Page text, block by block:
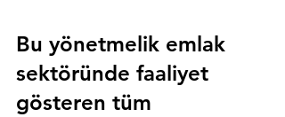
Bu yönetmelik emlak
sektöründe faaliyet
gösteren tüm